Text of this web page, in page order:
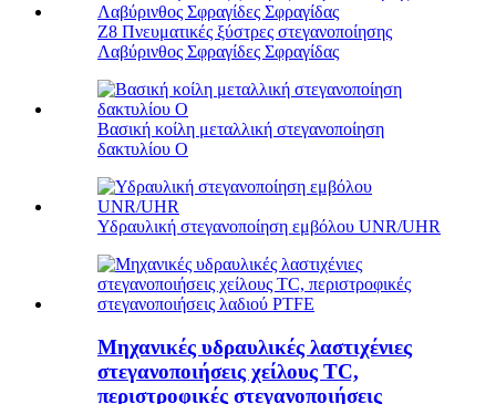
Z8 Πνευματικές ξύστρες στεγανοποίησης
Λαβύρινθος Σφραγίδες Σφραγίδας
Βασική κοίλη μεταλλική στεγανοποίηση
δακτυλίου Ο
Υδραυλική στεγανοποίηση εμβόλου UNR/UHR
Μηχανικές υδραυλικές λαστιχένιες
στεγανοποιήσεις χείλους TC,
περιστροφικές στεγανοποιήσεις